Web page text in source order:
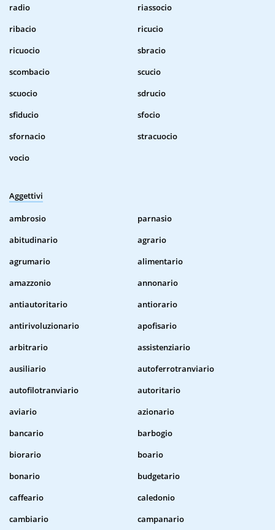
radio
riassocio
ribacio
ricucio
ricuocio
sbracio
scombacio
scucio
scuocio
sdrucio
sfiducio
sfocio
sfornacio
stracuocio
vocio
Aggettivi
ambrosio
parnasio
abitudinario
agrario
agrumario
alimentario
amazzonio
annonario
antiautoritario
antiorario
antirivoluzionario
apofisario
arbitrario
assistenziario
ausiliario
autoferrotranviario
autofilotranviario
autoritario
aviario
azionario
bancario
barbogio
biorario
boario
bonario
budgetario
caffeario
caledonio
cambiario
campanario